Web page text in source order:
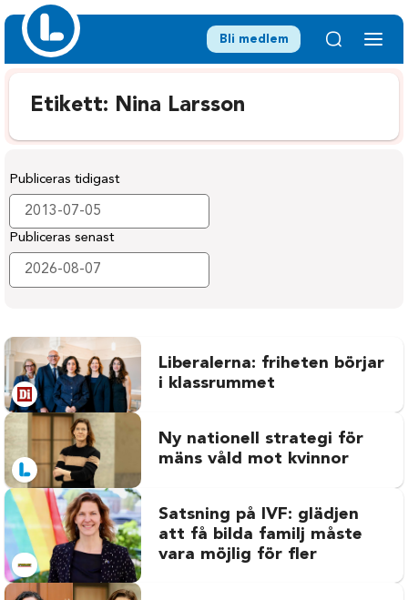
Bli medlem
Etikett: Nina Larsson
Publiceras tidigast
Publiceras senast
Liberalerna: friheten börjar
i klassrummet
Ny nationell strategi för
mäns våld mot kvinnor
Satsning på IVF: glädjen
att få bilda familj måste
vara möjlig för fler